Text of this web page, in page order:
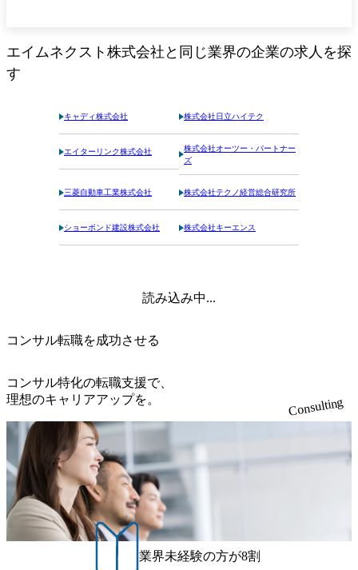
エイムネクスト株式会社 と同じ業界の企業の求人を探
す
キャディ株式会社 株式会社日立ハイテク
エイターリンク株式会社
株式会社オーツー・パートナー
ズ
三菱自動車工業株式会社 株式会社テクノ経営総合研究所
ショーボンド建設株式会社 株式会社キーエンス
読み込み中...
コンサル転職を成功させる
コンサル特化の転職支援で、
理想のキャリアアップを。
Consulting
業界未経験の方が8割